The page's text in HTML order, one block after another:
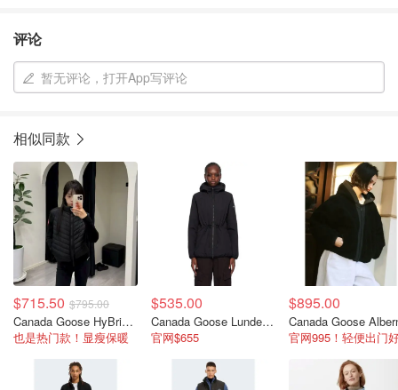
评论
暂无评论，打开App写评论
相似同款
$715.50 $795.00
Canada Goose HyBridge® 羽绒羊毛拼接夹克
也是热门款！显瘦保暖
$535.00
Canada Goose Lundell 男士黑色夹克
官网$655
$895.00